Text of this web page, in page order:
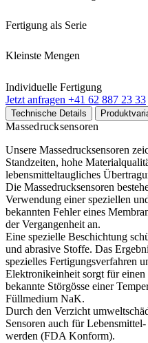
Fertigung als Serie
Kleinste Mengen
Individuelle Fertigung
Jetzt anfragen +41 62 887 23 33
Technische Details
Massedrucksensoren
Unsere Massedrucksensoren
Standzeiten, hohe
lebensmitteltaugliches
Die Massedrucksensoren
Verwendung einer speziellen
bekannten Fehler eines
der Vergangenheit an.
Eine spezielle Beschichtung
und abrasive Stoffe. Das
spezielles Fertigungsverfahren
Elektronikeinheit sorgt für einen
bekannte Störgösse einer
Füllmedium NaK.
Durch den Verzicht
Sensoren auch für
werden (FDA Konform).